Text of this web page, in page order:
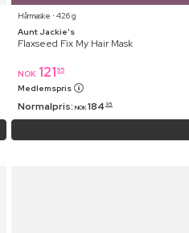
Hårmaske ⋅ 426 g
Aunt Jackie's
Flaxseed Fix My Hair Mask
NOK 121 95
Medlemspris
Normalpris: NOK 184 95